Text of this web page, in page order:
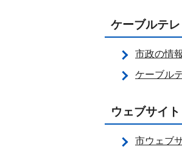
ケーブルテ
市政の情
ケーブル
ウェブサイト
市ウェブ